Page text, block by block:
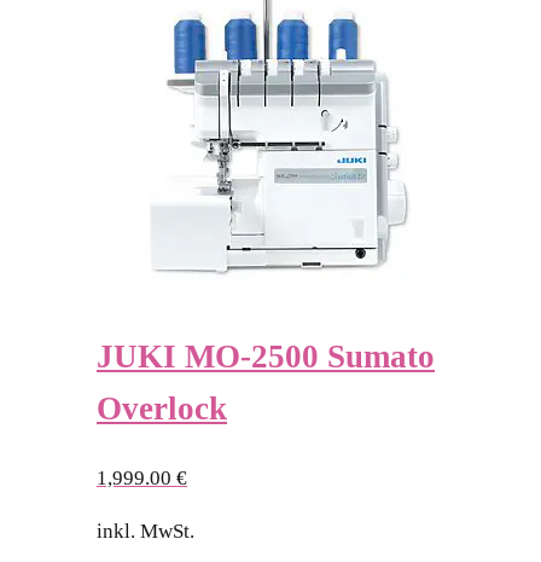
JUKI MO-2500 Sumato
Overlock
1,999.00 €
inkl. MwSt.